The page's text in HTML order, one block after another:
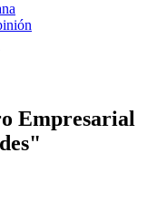
Empresarial